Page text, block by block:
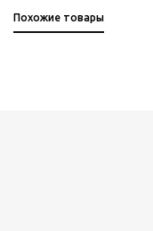
Похожие товары